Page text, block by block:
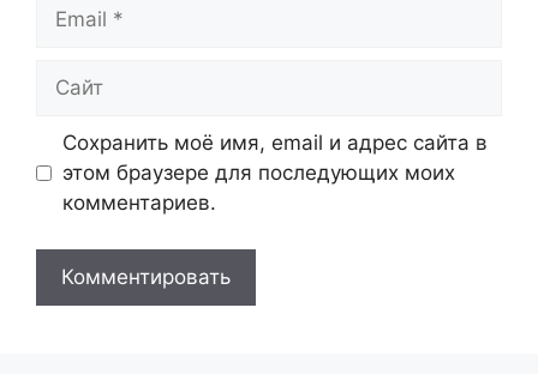
Email
Сайт
Сохранить моё имя, email и адрес сайта в
этом браузере для последующих моих
комментариев.